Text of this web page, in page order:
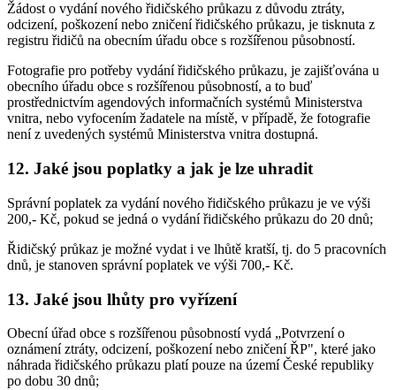
Žádost o vydání nového řidičského průkazu z důvodu ztráty,
odcizení, poškození nebo zničení řidičského průkazu, je tisknuta z
registru řidičů na obecním úřadu obce s rozšířenou působností.
Fotografie pro potřeby vydání řidičského průkazu, je zajišťována u
obecního úřadu obce s rozšířenou působností, a to buď
prostřednictvím agendových informačních systémů Ministerstva
vnitra, nebo vyfocením žadatele na místě, v případě, že fotografie
není z uvedených systémů Ministerstva vnitra dostupná.
12. Jaké jsou poplatky a jak je lze uhradit
Správní poplatek za vydání nového řidičského průkazu je ve výši
200,- Kč, pokud se jedná o vydání řidičského průkazu do 20 dnů;
Řidičský průkaz je možné vydat i ve lhůtě kratší, tj. do 5 pracovních
dnů, je stanoven správní poplatek ve výši 700,- Kč.
13. Jaké jsou lhůty pro vyřízení
Obecní úřad obce s rozšířenou působností vydá „Potvrzení o
oznámení ztráty, odcizení, poškození nebo zničení ŘP", které jako
náhrada řidičského průkazu platí pouze na území České republiky
po dobu 30 dnů;